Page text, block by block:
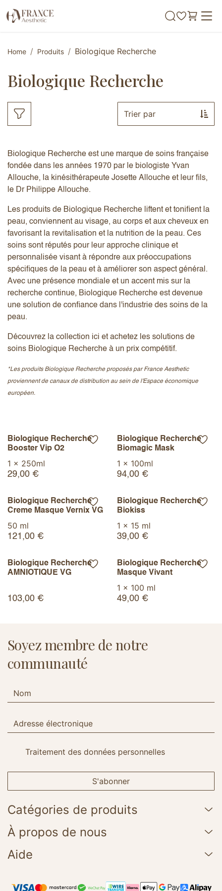
Home Produits Biologique Recherche
Biologique Recherche
Trier par
Biologique Recherche est une marque de soins française
fondée dans les années 1970 par le biologiste Yvan
Allouche, la kinésithérapeute Josette Allouche et leur fils,
le Dr Philippe Allouche.
Les produits de Biologique Recherche liftent et tonifient la
peau, conviennent au visage, au corps et aux cheveux en
favorisant la revitalisation et la nutrition de la peau. Ces
soins sont réputés pour leur approche clinique et
personnalisée visant à répondre aux préoccupations
spécifiques de la peau et à améliorer son aspect général.
Avec une présence mondiale et un accent mis sur la
recherche continue, Biologique Recherche est devenue
une solution de confiance dans l'industrie des soins de la
peau.
Découvrez la collection ici et achetez les solutions de
soins Biologique Recherche à un prix compétitif.
*Les produits Biologique Recherche proposés par France Aesthetic
proviennent de canaux de distribution au sein de l'Espace économique
européen.
Biologique Recherche
Booster Vip O2
1 x 250ml
29,00 €
Biologique Recherche
Biomagic Mask
1 x 100ml
94,00 €
Biologique Recherche
Creme Masque Vernix VG
50 ml
121,00 €
Biologique Recherche
Biokiss​
1 x 15 ml
39,00 €
Biologique Recherche
AMNIOTIQUE VG
103,00 €
Biologique Recherche
Masque Vivant
1 x 100 ml
49,00 €
Soyez membre de notre
communauté
Traitement des données personnelles
S'abonner
Catégories de produits
À propos de nous
Aide